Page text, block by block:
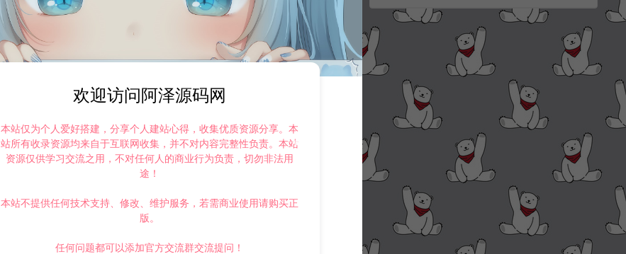
欢迎访问阿泽源码网
本站仅为个人爱好搭建，分享个人建站心得，收集优质资源分享。本
站所有收录资源均来自于互联网收集，并不对内容完整性负责。本站
资源仅供学习交流之用，不对任何人的商业行为负责，切勿非法用
途！
本站不提供任何技术支持、修改、维护服务，若需商业使用请购买正
版。
任何问题都可以添加官方交流群交流提问！